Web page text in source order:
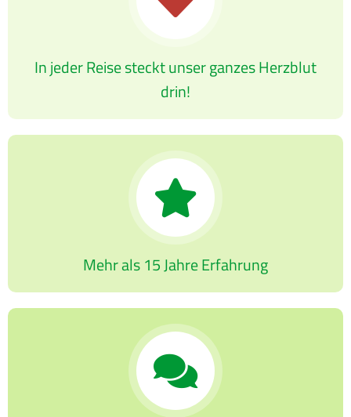
In jeder Reise steckt unser ganzes Herzblut
drin!
Mehr als 15 Jahre Erfahrung